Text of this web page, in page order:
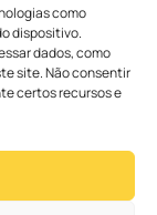
como
dispositivo.
dados, como
site. Não consentir
certos recursos e
Educação